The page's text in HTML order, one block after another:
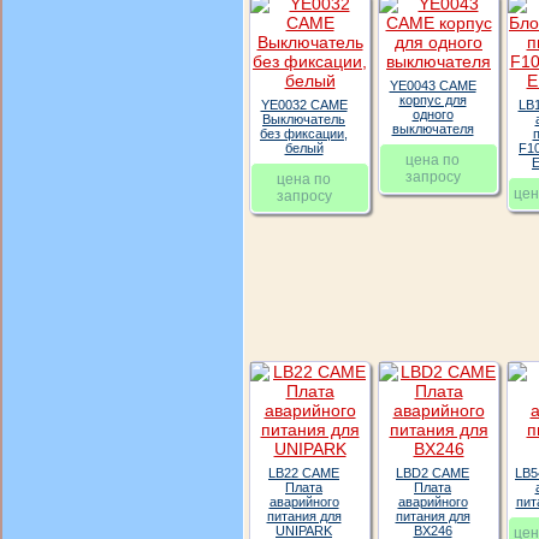
YE0032 CAME
Выключатель
без фиксации,
белый
цена по
запросу
YE0043 CAME
корпус для
одного
выключателя
цена по
запросу
LB22 CAME
Плата
аварийного
питания для
UNIPARK
LBD2 CAME
Плата
аварийного
питания для
BX246